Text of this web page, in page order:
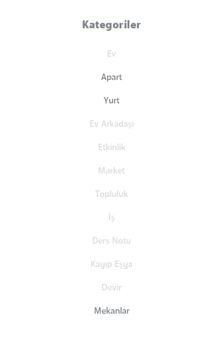
Kategoriler
Ev
Apart
Yurt
Ev Arkadaşı
Etkinlik
Market
Topluluk
İş
Ders Notu
Kayıp Eşya
Devir
Mekanlar